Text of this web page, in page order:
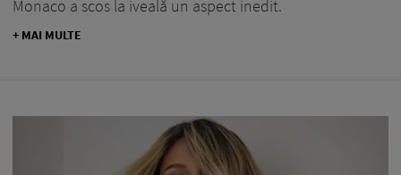
Monaco a scos la iveală un aspect inedit.
+ MAI MULTE